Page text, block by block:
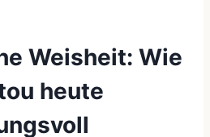
Weisheit: Wie
heute